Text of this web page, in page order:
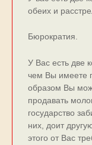
обеих и
Бюрократия.
У Вас есть две
чем Вы имеете
образом Вы
продавать
государство
них, доит
этого от Вас